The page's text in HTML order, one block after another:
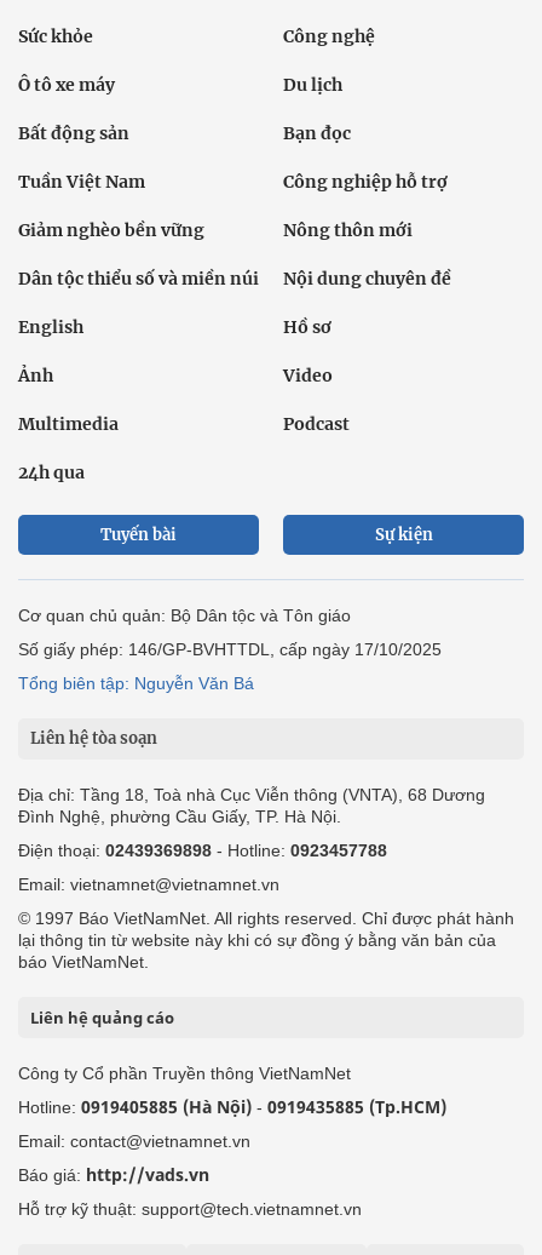
Sức khỏe Công nghệ
Ô tô xe máy Du lịch
Bất động sản Bạn đọc
Tuần Việt Nam Công nghiệp hỗ trợ
Giảm nghèo bền vững Nông thôn mới
Dân tộc thiểu số và miền núi Nội dung chuyên đề
English Hồ sơ
Ảnh Video
Multimedia Podcast
24h qua
Tuyến bài Sự kiện
Cơ quan chủ quản: Bộ Dân tộc và Tôn giáo
Số giấy phép: 146/GP-BVHTTDL, cấp ngày 17/10/2025
Tổng biên tập: Nguyễn Văn Bá
Liên hệ tòa soạn
Địa chỉ: Tầng 18, Toà nhà Cục Viễn thông (VNTA), 68 Dương
Đình Nghệ, phường Cầu Giấy, TP. Hà Nội.
Điện thoại: 02439369898 - Hotline: 0923457788
Email: vietnamnet@vietnamnet.vn
© 1997 Báo VietNamNet. All rights reserved. Chỉ được phát hành
lại thông tin từ website này khi có sự đồng ý bằng văn bản của
báo VietNamNet.
Liên hệ quảng cáo
Công ty Cổ phần Truyền thông VietNamNet
Hotline: 0919405885 (Hà Nội) - 0919435885 (Tp.HCM)
Email: contact@vietnamnet.vn
Báo giá: http://vads.vn
Hỗ trợ kỹ thuật: support@tech.vietnamnet.vn